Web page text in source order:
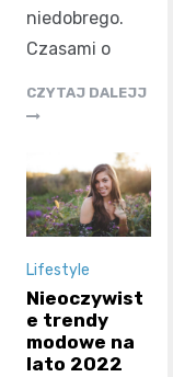
niedobrego.
Czasami o
CZYTAJ DALEJJ
Lifestyle
Nieoczywist
e trendy
modowe na
lato 2022